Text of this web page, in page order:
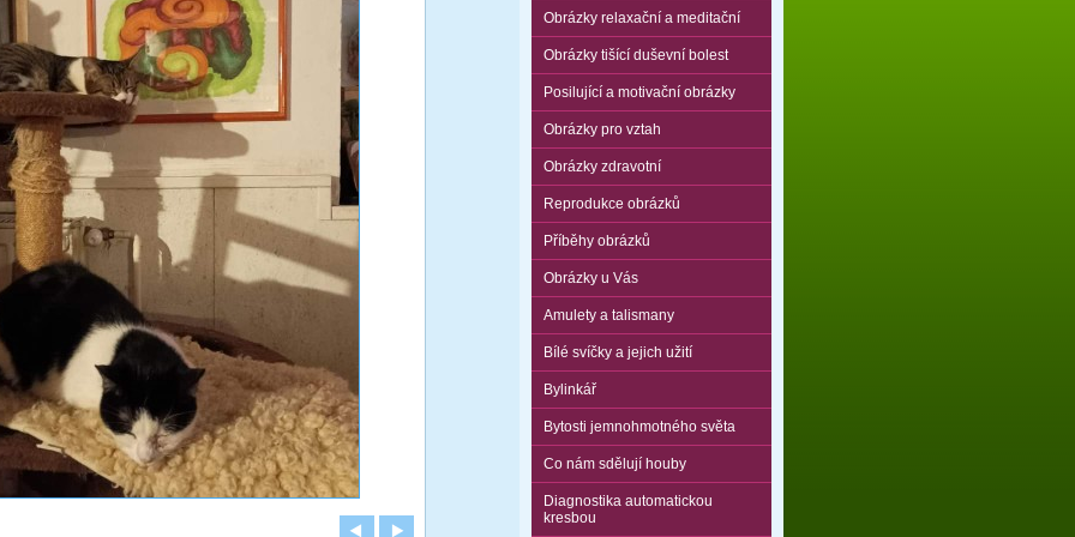
Obrázky relaxační a meditační
Obrázky tišící duševní bolest
Posilující a motivační obrázky
Obrázky pro vztah
Obrázky zdravotní
Reprodukce obrázků
Příběhy obrázků
Obrázky u Vás
Amulety a talismany
Bílé svíčky a jejich užití
Bylinkář
Bytosti jemnohmotného světa
Co nám sdělují houby
Diagnostika automatickou
kresbou